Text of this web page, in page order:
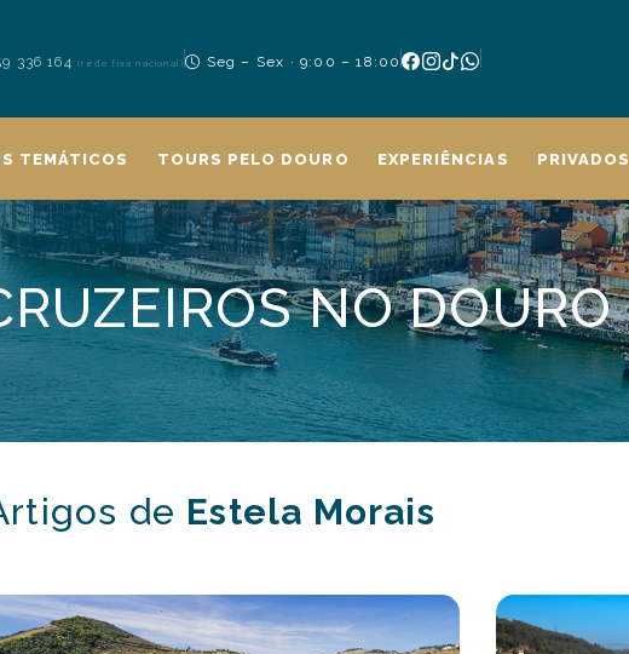
336 164(rede fixa nacional) Seg – Sex · 9:00 – 18:00
TEMÁTICOS TOURS PELO DOURO EXPERIÊNCIAS PRIVADOS
NO DOURO
de Estela Morais